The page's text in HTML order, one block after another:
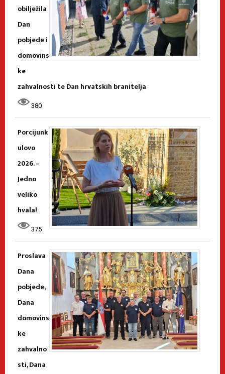
obilježila
Dan
pobjede i
domovins
ke
zahvalnosti te Dan hrvatskih branitelja
380
Porcijunk
ulovo
2026. –
Jedno
veliko
hvala!
375
Proslava
Dana
pobjede,
Dana
domovins
ke
zahvalno
sti, Dana